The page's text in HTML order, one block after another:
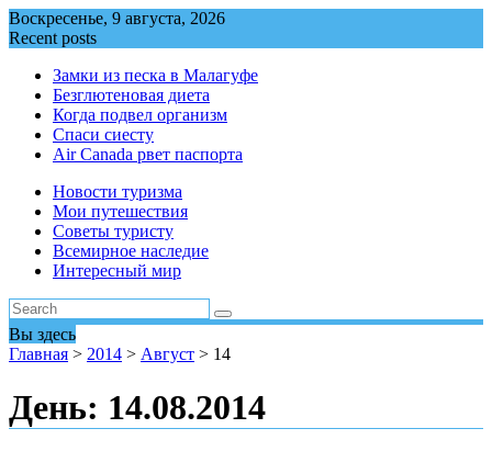
Перейти
к
Воскресенье, 9 августа, 2026
Recent posts
Замки из песка в Малагуфе
Безглютеновая диета
Когда подвел организм
Спаси сиесту
Air Canada рвет паспорта
Новости туризма
Мои путешествия
Советы туристу
Всемирное наследие
Интересный мир
Вы здесь
Главная > 2014 > Август > 14
День: 14.08.2014